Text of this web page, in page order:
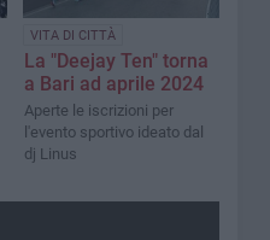
VITA DI CITTÀ
La "Deejay Ten" torna
a Bari ad aprile 2024
Aperte le iscrizioni per
l'evento sportivo ideato dal
dj Linus